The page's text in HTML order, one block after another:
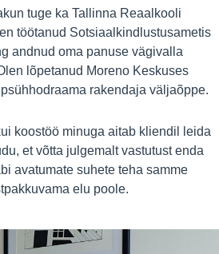
tuge ka Tallinna Reaalkooli
töötanud Sotsiaalkindlustusametis
andnud oma panuse vägivalla
lõpetanud Moreno Keskuses
rakendaja väljaõppe.
koostöö minuga aitab kliendil leida
et võtta julgemalt vastutust enda
avatumate suhete teha samme
elu poole.